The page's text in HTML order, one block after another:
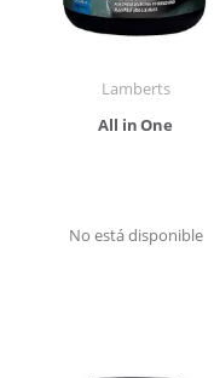
Lamberts
All in One
No está disponible